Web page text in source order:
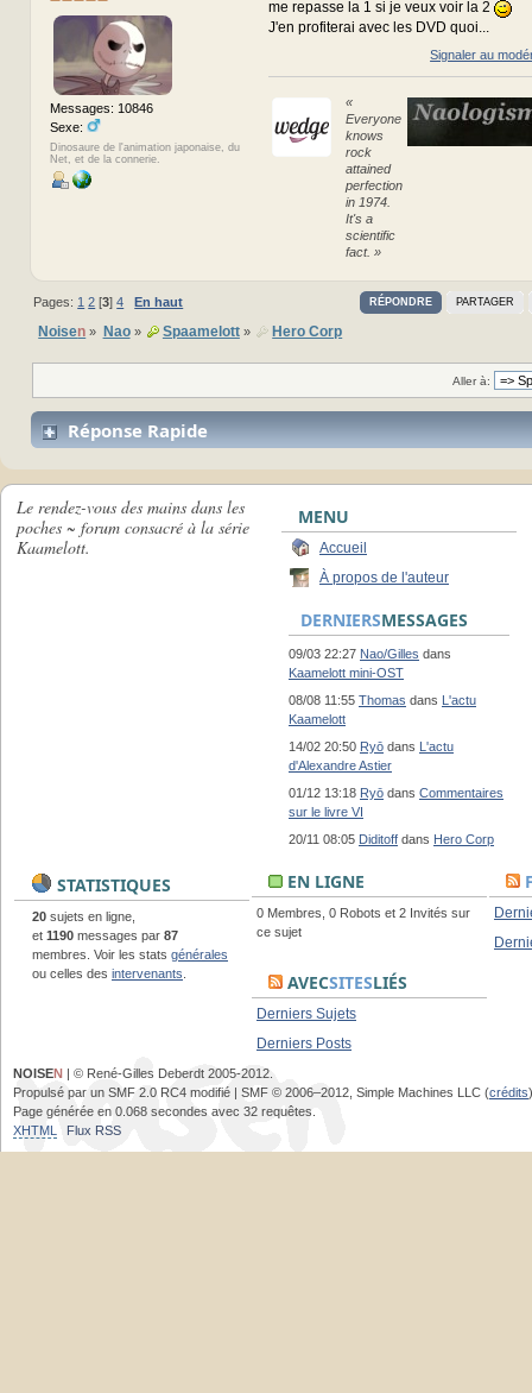
Messages: 10846
Sexe:
Dinosaure de l'animation japonaise, du
Net, et de la connerie.
me repasse la 1 si je veux voir la 2
J'en profiterai avec les DVD quoi...
Signaler au
«
Everyone
knows
rock
attained
perfection
in 1974.
It's a
scientific
fact. »
RÉPONDRE PARTAGER
Pages: 1 2 [3]4 En haut
Noisen » Nao» Spaamelott» Hero Corp
Aller à:
Réponse Rapide
Le rendez-vous des mains dans les
poches ~ forum consacré à la série
Kaamelott.
MENU
Accueil
À propos de l'auteur
DERNIERSMESSAGES
09/03 22:27 Nao/Gilles dans
Kaamelott mini-OST
08/08 11:55 Thomas dans L'actu
Kaamelott
14/02 20:50 Ryō dans L'actu
d'Alexandre Astier
01/12 13:18 Ryō dans Commentaires
sur le livre VI
20/11 08:05 Diditoff dans Hero Corp
STATISTIQUES
20 sujets en ligne,
et 1190 messages par 87
membres. Voir les stats générales
ou celles des intervenants
EN LIGNE
0 Membres, 0 Robots et 2 Invités sur
ce sujet
AVECSITESLIÉS
Derniers Sujets
Derniers Posts
NOISEN | © René-Gilles Deberdt 2005-2012.
Propulsé par un SMF 2.0 RC4 modifié | SMF © 2006–2012, Simple Machines LLC (crédits)
Page générée en 0.068 secondes avec 32 requêtes.
XHTML
Flux RSS